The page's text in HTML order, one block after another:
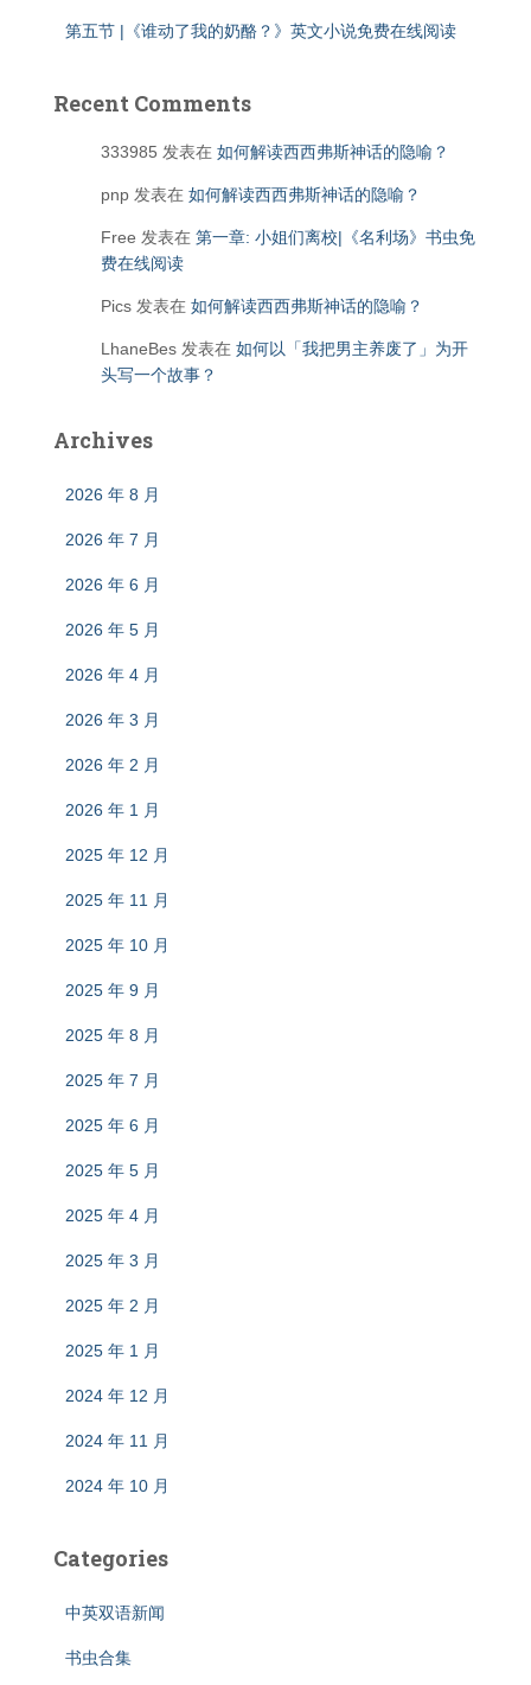
第五节 |《谁动了我的奶酪？》英文小说免费在线阅读
Recent Comments
333985 发表在 如何解读西西弗斯神话的隐喻？
pnp 发表在 如何解读西西弗斯神话的隐喻？
Free 发表在 第一章: 小姐们离校|《名利场》书虫免
费在线阅读
Pics 发表在 如何解读西西弗斯神话的隐喻？
LhaneBes 发表在 如何以「我把男主养废了」为开
头写一个故事？
Archives
2026 年 8 月
2026 年 7 月
2026 年 6 月
2026 年 5 月
2026 年 4 月
2026 年 3 月
2026 年 2 月
2026 年 1 月
2025 年 12 月
2025 年 11 月
2025 年 10 月
2025 年 9 月
2025 年 8 月
2025 年 7 月
2025 年 6 月
2025 年 5 月
2025 年 4 月
2025 年 3 月
2025 年 2 月
2025 年 1 月
2024 年 12 月
2024 年 11 月
2024 年 10 月
Categories
中英双语新闻
书虫合集